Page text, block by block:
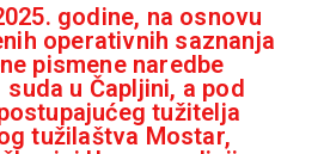
godine, na osnovu
operativnih saznanja
pismene naredbe
u Čapljini, a pod
tužitelja
tužilaštva Mostar,